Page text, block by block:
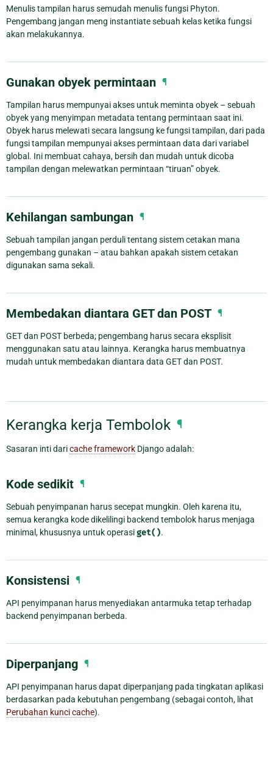
Menulis tampilan harus semudah menulis fungsi Phyton.
Pengembang jangan meng instantiate sebuah kelas ketika fungsi
akan melakukannya.
Gunakan obyek permintaan ¶
Tampilan harus mempunyai akses untuk meminta obyek – sebuah
obyek yang menyimpan metadata tentang permintaan saat ini.
Obyek harus melewati secara langsung ke fungsi tampilan, dari pada
fungsi tampilan mempunyai akses permintaan data dari variabel
global. Ini membuat cahaya, bersih dan mudah untuk dicoba
tampilan dengan melewatkan permintaan “tiruan” obyek.
Kehilangan sambungan ¶
Sebuah tampilan jangan perduli tentang sistem cetakan mana
pengembang gunakan – atau bahkan apakah sistem cetakan
digunakan sama sekali.
Membedakan diantara GET dan POST ¶
GET dan POST berbeda; pengembang harus secara eksplisit
menggunakan satu atau lainnya. Kerangka harus membuatnya
mudah untuk membedakan diantara data GET dan POST.
Kerangka kerja Tembolok ¶
Sasaran inti daricache framework Django adalah:
Kode sedikit ¶
Sebuah penyimpanan harus secepat mungkin. Oleh karena itu,
semua kerangka kode dikelilingi backend tembolok harus menjaga
minimal, khususnya untuk operasiget().
Konsistensi ¶
API penyimpanan harus menyediakan antarmuka tetap terhadap
backend penyimpanan berbeda.
Diperpanjang ¶
API penyimpanan harus dapat diperpanjang pada tingkatan aplikasi
berdasarkan pada kebutuhan pengembang (sebagai contoh, lihat
Perubahan kunci cache).